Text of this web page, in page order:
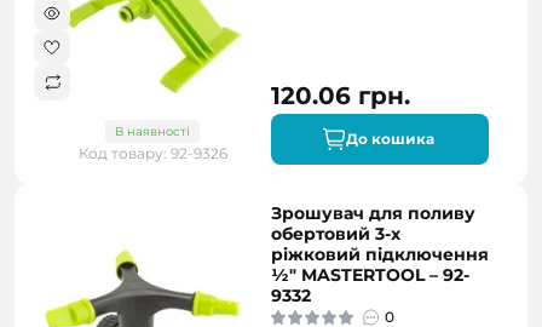
В наявності
Код товару: 92-9326
120.06 грн.
До кошика
Зрошувач для поливу
обертовий 3-х
ріжковий підключення
½" MASTERTOOL – 92-
9332
0